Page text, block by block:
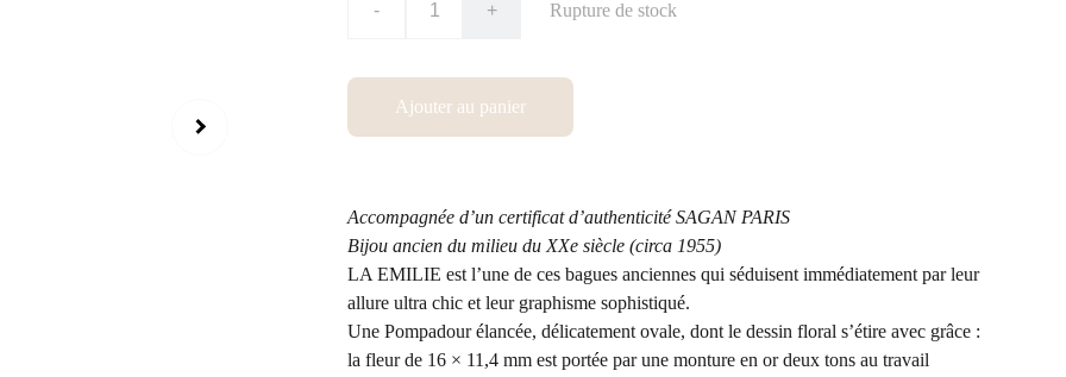
- + Rupture de stock
Ajouter au panier
Accompagnée d’un certificat d’authenticité SAGAN PARIS
Bijou ancien du milieu du XXe siècle (circa 1955)
LA EMILIE est l’une de ces bagues anciennes qui séduisent immédiatement par leur
allure ultra chic et leur graphisme sophistiqué.
Une Pompadour élancée, délicatement ovale, dont le dessin floral s’étire avec grâce :
la fleur de 16 × 11,4 mm est portée par une monture en or deux tons au travail